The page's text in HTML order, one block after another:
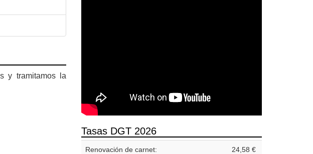
y tramitamos la
Tasas DGT 2026
Renovación de carnet: 24,58 €